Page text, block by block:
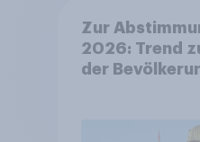
Zur
2026: Trend
der